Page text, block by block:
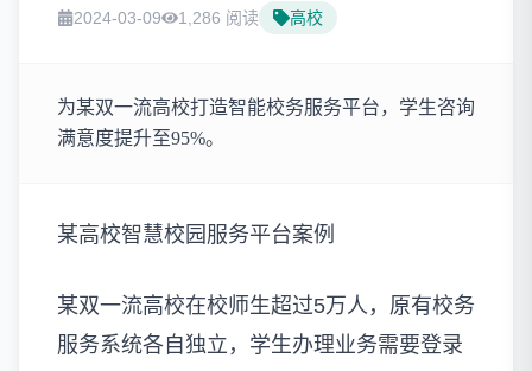
2024-03-09 1,286 阅读 高校
为某双一流高校打造智能校务服务平台，学生咨询
满意度提升至95%。
某高校智慧校园服务平台案例
某双一流高校在校师生超过5万人，原有校务
服务系统各自独立，学生办理业务需要登录